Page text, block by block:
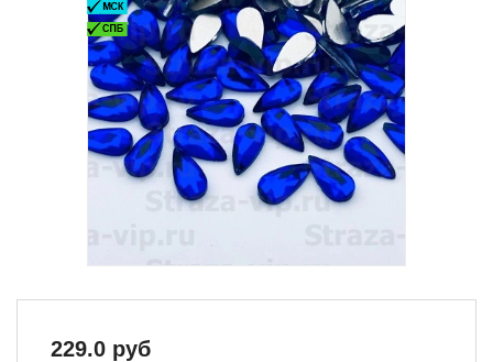
229.0 руб